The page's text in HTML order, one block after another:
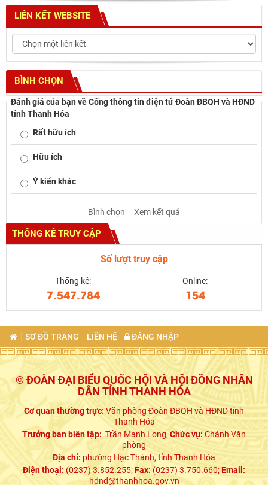
LIÊN KẾT WEBSITE
BÌNH CHỌN
Đánh giá của bạn về Cổng thông tin điện tử Đoàn ĐBQH và HĐND
tỉnh Thanh Hóa
Rất hữu ích
Hữu ích
Ý kiến khác
Bình chọn Xem kết quả
THỐNG KÊ TRUY CẬP
Số lượt truy cập
Thống kê:
7.547.784
Online:
154
SƠ ĐỒ TRANG LIÊN HỆ ĐĂNG NHẬP
© ĐOÀN ĐẠI BIỂU QUỐC HỘI VÀ HỘI ĐỒNG NHÂN
DÂN TỈNH THANH HÓA
Cơ quan thường trực:Văn phòng Đoàn ĐBQH và HĐND tỉnh
Thanh Hóa
Trưởng ban biên tập: Trần Mạnh Long,Chức vụ:Chánh Văn
phòng
Địa chỉ: phường Hạc Thành, tỉnh Thanh Hóa
Điện thoại: (0237) 3.852.255;Fax:(0237) 3.750.660;Email:
hdnd@thanhhoa.gov.vn